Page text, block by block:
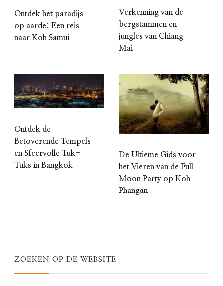
Ontdek het paradijs
op aarde: Een reis
naar Koh Samui
Verkenning van de
bergstammen en
jungles van Chiang
Mai
Ontdek de
Betoverende Tempels
en Sfeervolle Tuk-
Tuks in Bangkok
De Ultieme Gids voor
het Vieren van de Full
Moon Party op Koh
Phangan
ZOEKEN OP DE WEBSITE